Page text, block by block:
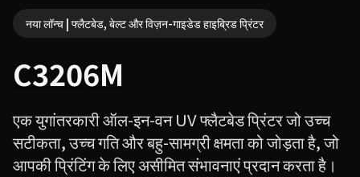
नया लॉन्च | फ्लैटबेड, बेल्ट और विज़न-गाइडेड हाइब्रिड प्रिंटर
C3206M
एक युगांतरकारी ऑल-इन-वन UV फ्लैटबेड प्रिंटर जो उच्च
सटीकता, उच्च गति और बहु-सामग्री क्षमता को जोड़ता है, जो
आपकी प्रिंटिंग के लिए असीमित संभावनाएं प्रदान करता है।